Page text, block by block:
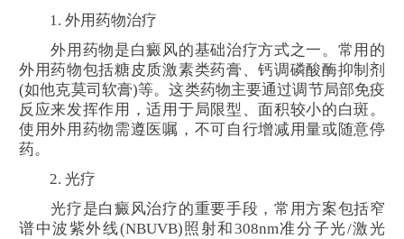
1. 外用药物治疗
外用药物是白癜风的基础治疗方式之一。常用的
外用药物包括糖皮质激素类药膏、钙调磷酸酶抑制剂
(如他克莫司软膏)等。这类药物主要通过调节局部免疫
反应来发挥作用，适用于局限型、面积较小的白斑。
使用外用药物需遵医嘱，不可自行增减用量或随意停
药。
2. 光疗
光疗是白癜风治疗的重要手段，常用方案包括窄
谱中波紫外线(NBUVB)照射和308nm准分子光/激光